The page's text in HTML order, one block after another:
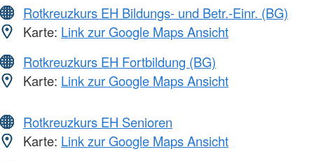
Rotkreuzkurs EH Bildungs- und Betr.-Einr. (BG)
Karte: Link zur Google Maps Ansicht
Rotkreuzkurs EH Fortbildung (BG)
Karte: Link zur Google Maps Ansicht
Rotkreuzkurs EH Senioren
Karte: Link zur Google Maps Ansicht